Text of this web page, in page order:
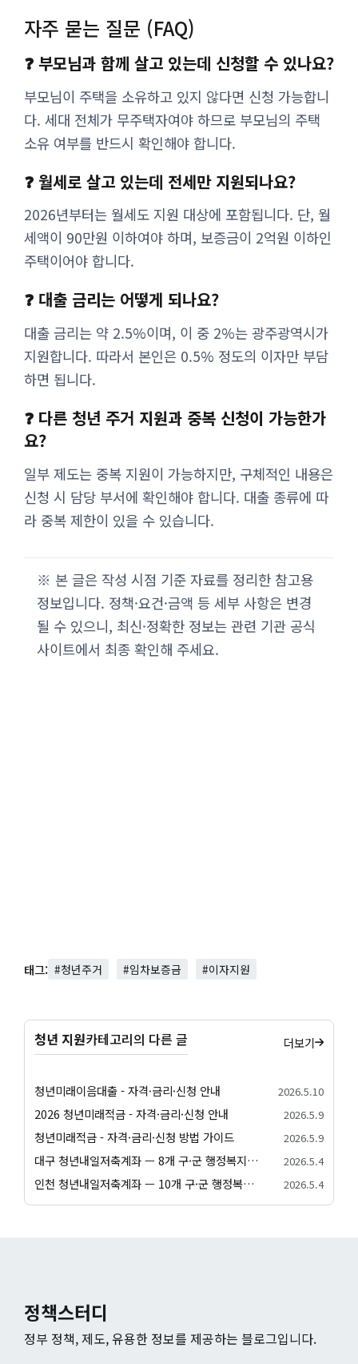
자주 묻는 질문 (FAQ)
❓ 부모님과 함께 살고 있는데 신청할 수 있나요?
부모님이 주택을 소유하고 있지 않다면 신청 가능합니
다. 세대 전체가 무주택자여야 하므로 부모님의 주택
소유 여부를 반드시 확인해야 합니다.
❓ 월세로 살고 있는데 전세만 지원되나요?
2026년부터는 월세도 지원 대상에 포함됩니다. 단, 월
세액이 90만원 이하여야 하며, 보증금이 2억원 이하인
주택이어야 합니다.
❓ 대출 금리는 어떻게 되나요?
대출 금리는 약 2.5%이며, 이 중 2%는 광주광역시가
지원합니다. 따라서 본인은 0.5% 정도의 이자만 부담
하면 됩니다.
❓ 다른 청년 주거 지원과 중복 신청이 가능한가
요?
일부 제도는 중복 지원이 가능하지만, 구체적인 내용은
신청 시 담당 부서에 확인해야 합니다. 대출 종류에 따
라 중복 제한이 있을 수 있습니다.
※ 본 글은 작성 시점 기준 자료를 정리한 참고용
정보입니다. 정책·요건·금액 등 세부 사항은 변경
될 수 있으니, 최신·정확한 정보는 관련 기관 공식
사이트에서 최종 확인해 주세요.
태그: #청년주거 #임차보증금 #이자지원
청년 지원카테고리의 다른 글 더보기
청년미래이음대출 - 자격·금리·신청 안내 2026.5.10
2026 청년미래적금 - 자격·금리·신청 안내 2026.5.9
청년미래적금 - 자격·금리·신청 방법 가이드 2026.5.9
대구 청년내일저축계좌 — 8개 구·군 행정복지센터 신청 방법 2026.5.4
인천 청년내일저축계좌 — 10개 구·군 행정복지센터 신청 방법 2026.5.4
정책스터디
정부 정책, 제도, 유용한 정보를 제공하는 블로그입니다.